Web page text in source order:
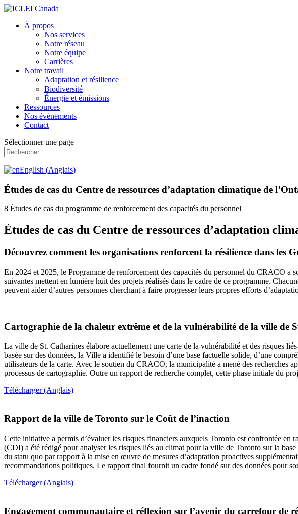
À propos
Nos services
Notre réseau
Notre équipe
Carrières
Notre travail
Adaptation et résilience
Biodiversité
Énergie et émissions
Ressources
Nos événements
Contact
Sélectionner une page
English (Anglais)
Études de cas du Centre de ressources d’adaptation climatique de
8 Études de cas du programme de renforcement des capacités du personnel
Études de cas du Centre de ressources d’adaptation
Découvrez comment les organisations renforcent la résilience dans les
En 2024 et 2025, le Programme de renforcement des capacités du personnel du CRACO a
suivantes mettent en lumière huit des projets réalisés dans le cadre de ce programme.
peuvent aider d’autres personnes cherchant à faire progresser leurs propres efforts
Cartographie de la chaleur extrême et de la vulnérabilité de la ville de
La ville de St. Catharines élabore actuellement une carte de la vulnérabilité et des risques
basée sur des données, la Ville a identifié le besoin d’une base factuelle solide, d’une
utilisateurs de la carte. Avec le soutien du CRACO, la municipalité a mené des recherches
processus de cartographie. Outre un rapport de recherche complet, cette phase initiale du
Télécharger (Anglais)
Rapport de la ville de Toronto sur le Coût de l’inaction
Cette initiative a permis d’évaluer les risques financiers auxquels Toronto est confrontée
(CDI) a été rédigé pour analyser les risques liés au climat pour la ville de Toronto sur la
du statu quo par rapport à la mise en œuvre de mesures d’adaptation proactives
recommandations politiques. Le rapport final fournit un cadre fondé sur des données pour
Télécharger (Anglais)
Engagement communautaire et réflexion sur l’avenir du carrefour de